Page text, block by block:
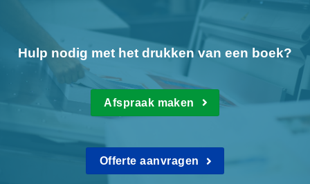
Hulp nodig met het drukken van een boek?
Afspraak maken
Offerte aanvragen